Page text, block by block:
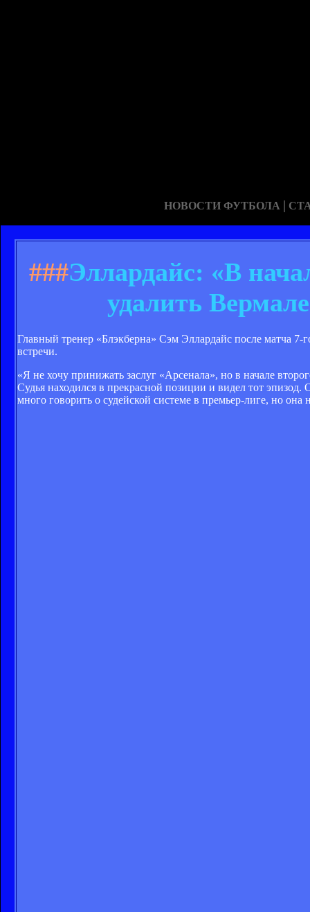
НОВОСТИ ФУТБОЛА |
###Эллардайс: «В
удалить
Главный тренер «Блэкберна» Сэм Эллардайс после матча 7-
встречи.
«Я не хочу принижать заслуг «Арсенала», но в начале
Судья находился в прекрасной позиции и видел тот
много говорить о судейской системе в премьер-лиге, но она